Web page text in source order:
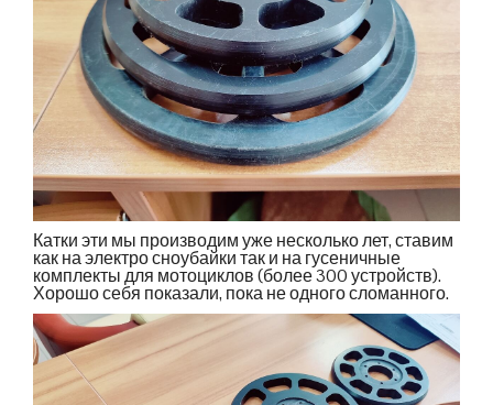
Катки эти мы производим уже несколько лет, ставим
как на электро сноубайки так и на гусеничные
комплекты для мотоциклов (более 300 устройств).
Хорошо себя показали, пока не одного сломанного.